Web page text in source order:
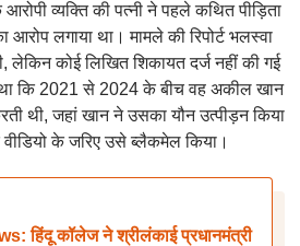
व्यक्ति की पत्नी ने पहले कथित पीड़िता
लगाया था। मामले की रिपोर्ट भलस्वा
लेकिन कोई लिखित शिकायत दर्ज नहीं की गई
था कि 2021 से 2024 के बीच वह अकील खान
थी, जहां खान ने उसका यौन उत्पीड़न किया
के जरिए उसे ब्लैकमेल किया।
हिंदू कॉलेज ने श्रीलंकाई प्रधानमंत्री